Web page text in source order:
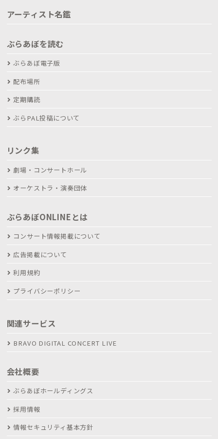
アーティスト名鑑
ぶらあぼを読む
ぶらあぼ電子版
配布場所
定期購読
ぶらPAL投稿について
リンク集
劇場・コンサートホール
オーケストラ・演奏団体
ぶらあぼONLINEとは
コンサート情報掲載について
広告掲載について
利用規約
プライバシーポリシー
関連サービス
BRAVO DIGITAL CONCERT LIVE
会社概要
ぶらあぼホールディングス
採用情報
情報セキュリティ基本方針